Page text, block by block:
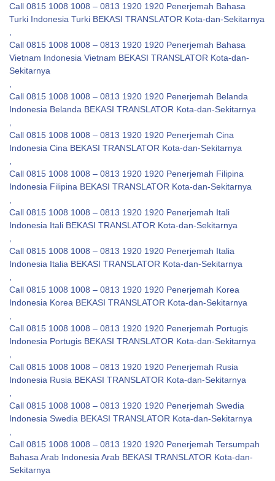
Call 0815 1008 1008 – 0813 1920 1920 Penerjemah Bahasa
Turki Indonesia Turki BEKASI TRANSLATOR Kota-dan-Sekitarnya
Call 0815 1008 1008 – 0813 1920 1920 Penerjemah Bahasa
Vietnam Indonesia Vietnam BEKASI TRANSLATOR Kota-dan-
Sekitarnya
Call 0815 1008 1008 – 0813 1920 1920 Penerjemah Belanda
Indonesia Belanda BEKASI TRANSLATOR Kota-dan-Sekitarnya
Call 0815 1008 1008 – 0813 1920 1920 Penerjemah Cina
Indonesia Cina BEKASI TRANSLATOR Kota-dan-Sekitarnya
Call 0815 1008 1008 – 0813 1920 1920 Penerjemah Filipina
Indonesia Filipina BEKASI TRANSLATOR Kota-dan-Sekitarnya
Call 0815 1008 1008 – 0813 1920 1920 Penerjemah Itali
Indonesia Itali BEKASI TRANSLATOR Kota-dan-Sekitarnya
Call 0815 1008 1008 – 0813 1920 1920 Penerjemah Italia
Indonesia Italia BEKASI TRANSLATOR Kota-dan-Sekitarnya
Call 0815 1008 1008 – 0813 1920 1920 Penerjemah Korea
Indonesia Korea BEKASI TRANSLATOR Kota-dan-Sekitarnya
Call 0815 1008 1008 – 0813 1920 1920 Penerjemah Portugis
Indonesia Portugis BEKASI TRANSLATOR Kota-dan-Sekitarnya
Call 0815 1008 1008 – 0813 1920 1920 Penerjemah Rusia
Indonesia Rusia BEKASI TRANSLATOR Kota-dan-Sekitarnya
Call 0815 1008 1008 – 0813 1920 1920 Penerjemah Swedia
Indonesia Swedia BEKASI TRANSLATOR Kota-dan-Sekitarnya
Call 0815 1008 1008 – 0813 1920 1920 Penerjemah Tersumpah
Bahasa Arab Indonesia Arab BEKASI TRANSLATOR Kota-dan-
Sekitarnya